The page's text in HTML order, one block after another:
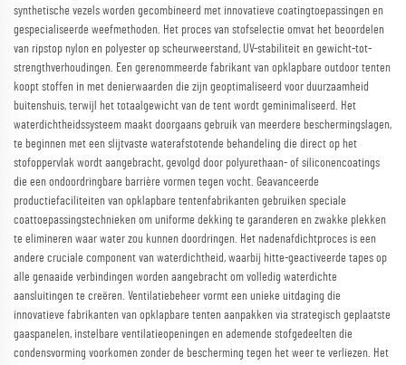
synthetische vezels worden gecombineerd met innovatieve coatingtoepassingen en
gespecialiseerde weefmethoden. Het proces van stofselectie omvat het beoordelen
van ripstop nylon en polyester op scheurweerstand, UV-stabiliteit en gewicht-tot-
strengthverhoudingen. Een gerenommeerde fabrikant van opklapbare outdoor tenten
koopt stoffen in met denierwaarden die zijn geoptimaliseerd voor duurzaamheid
buitenshuis, terwijl het totaalgewicht van de tent wordt geminimaliseerd. Het
waterdichtheidssysteem maakt doorgaans gebruik van meerdere beschermingslagen,
te beginnen met een slijtvaste waterafstotende behandeling die direct op het
stofoppervlak wordt aangebracht, gevolgd door polyurethaan- of siliconencoatings
die een ondoordringbare barrière vormen tegen vocht. Geavanceerde
productiefaciliteiten van opklapbare tentenfabrikanten gebruiken speciale
coattoepassingstechnieken om uniforme dekking te garanderen en zwakke plekken
te elimineren waar water zou kunnen doordringen. Het nadenafdichtproces is een
andere cruciale component van waterdichtheid, waarbij hitte-geactiveerde tapes op
alle genaaide verbindingen worden aangebracht om volledig waterdichte
aansluitingen te creëren. Ventilatiebeheer vormt een unieke uitdaging die
innovatieve fabrikanten van opklapbare tenten aanpakken via strategisch geplaatste
gaaspanelen, instelbare ventilatieopeningen en ademende stofgedeelten die
condensvorming voorkomen zonder de bescherming tegen het weer te verliezen. Het